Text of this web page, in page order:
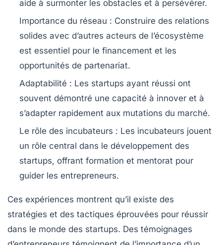
aide à surmonter les obstacles et à persévérer.
Importance du réseau : Construire des relations
solides avec d’autres acteurs de l’écosystème
est essentiel pour le financement et les
opportunités de partenariat.
Adaptabilité : Les startups ayant réussi ont
souvent démontré une capacité à innover et à
s’adapter rapidement aux mutations du marché.
Le rôle des incubateurs : Les incubateurs jouent
un rôle central dans le développement des
startups, offrant formation et mentorat pour
guider les entrepreneurs.
Ces expériences montrent qu’il existe des
stratégies et des tactiques éprouvées pour réussir
dans le monde des startups. Des témoignages